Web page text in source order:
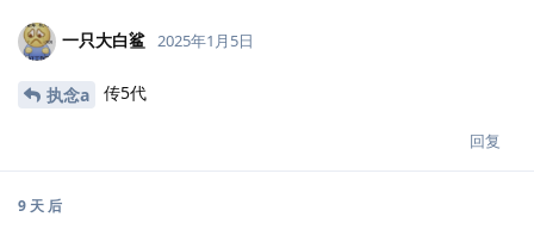
一只大白鲨 2025年1月5日
执念a 传5代
回复
9 天 后